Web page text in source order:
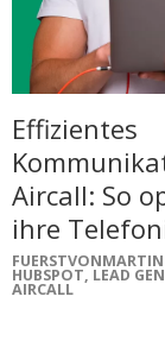
Effizientes
Aircall: So
ihre
HUBSPOT, LEAD
AIRCALL